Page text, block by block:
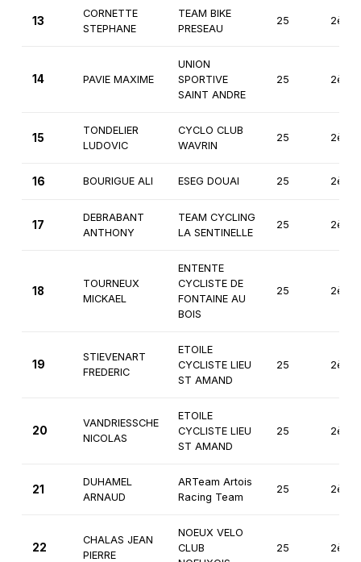
13
CORNETTE
STEPHANE
TEAM BIKE
PRESEAU
25 2ème
14 PAVIE MAXIME
UNION
SPORTIVE
SAINT ANDRE
25 2ème
15
TONDELIER
LUDOVIC
CYCLO CLUB
WAVRIN
25 2ème
16 BOURIGUE ALI ESEG DOUAI 25 2ème
17
DEBRABANT
ANTHONY
TEAM CYCLING
LA SENTINELLE
25 2ème
18
TOURNEUX
MICKAEL
ENTENTE
CYCLISTE DE
FONTAINE AU
BOIS
25 2ème
19
STIEVENART
FREDERIC
ETOILE
CYCLISTE LIEU
ST AMAND
25 2ème
20
VANDRIESSCHE
NICOLAS
ETOILE
CYCLISTE LIEU
ST AMAND
25 2ème
21
DUHAMEL
ARNAUD
ARTeam Artois
Racing Team
25 2ème
22
CHALAS JEAN
PIERRE
NOEUX VELO
CLUB
25 2ème